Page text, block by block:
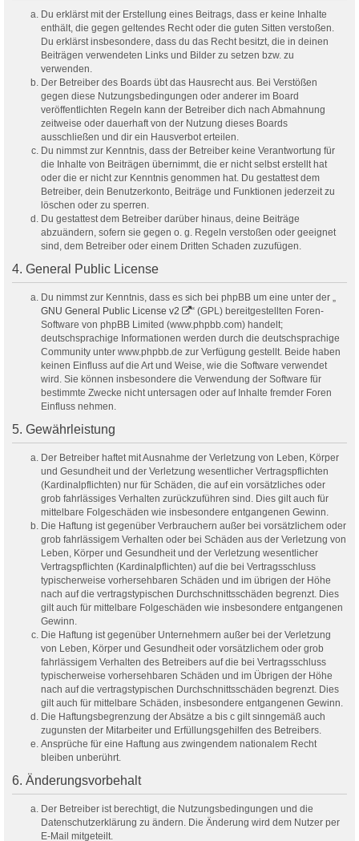
Du erklärst mit der Erstellung eines Beitrags, dass er keine Inhalte
enthält, die gegen geltendes Recht oder die guten Sitten verstoßen.
Du erklärst insbesondere, dass du das Recht besitzt, die in deinen
Beiträgen verwendeten Links und Bilder zu setzen bzw. zu
verwenden.
Der Betreiber des Boards übt das Hausrecht aus. Bei Verstößen
gegen diese Nutzungsbedingungen oder anderer im Board
veröffentlichten Regeln kann der Betreiber dich nach Abmahnung
zeitweise oder dauerhaft von der Nutzung dieses Boards
ausschließen und dir ein Hausverbot erteilen.
Du nimmst zur Kenntnis, dass der Betreiber keine Verantwortung für
die Inhalte von Beiträgen übernimmt, die er nicht selbst erstellt hat
oder die er nicht zur Kenntnis genommen hat. Du gestattest dem
Betreiber, dein Benutzerkonto, Beiträge und Funktionen jederzeit zu
löschen oder zu sperren.
Du gestattest dem Betreiber darüber hinaus, deine Beiträge
abzuändern, sofern sie gegen o. g. Regeln verstoßen oder geeignet
sind, dem Betreiber oder einem Dritten Schaden zuzufügen.
4. General Public License
Du nimmst zur Kenntnis, dass es sich bei phpBB um eine unter der „
GNU General Public License v2
“ (GPL) bereitgestellten Foren-
Software von phpBB Limited (www.phpbb.com) handelt;
deutschsprachige Informationen werden durch die deutschsprachige
Community unter www.phpbb.de zur Verfügung gestellt. Beide haben
keinen Einfluss auf die Art und Weise, wie die Software verwendet
wird. Sie können insbesondere die Verwendung der Software für
bestimmte Zwecke nicht untersagen oder auf Inhalte fremder Foren
Einfluss nehmen.
5. Gewährleistung
Der Betreiber haftet mit Ausnahme der Verletzung von Leben, Körper
und Gesundheit und der Verletzung wesentlicher Vertragspflichten
(Kardinalpflichten) nur für Schäden, die auf ein vorsätzliches oder
grob fahrlässiges Verhalten zurückzuführen sind. Dies gilt auch für
mittelbare Folgeschäden wie insbesondere entgangenen Gewinn.
Die Haftung ist gegenüber Verbrauchern außer bei vorsätzlichem oder
grob fahrlässigem Verhalten oder bei Schäden aus der Verletzung von
Leben, Körper und Gesundheit und der Verletzung wesentlicher
Vertragspflichten (Kardinalpflichten) auf die bei Vertragsschluss
typischerweise vorhersehbaren Schäden und im übrigen der Höhe
nach auf die vertragstypischen Durchschnittsschäden begrenzt. Dies
gilt auch für mittelbare Folgeschäden wie insbesondere entgangenen
Gewinn.
Die Haftung ist gegenüber Unternehmern außer bei der Verletzung
von Leben, Körper und Gesundheit oder vorsätzlichem oder grob
fahrlässigem Verhalten des Betreibers auf die bei Vertragsschluss
typischerweise vorhersehbaren Schäden und im Übrigen der Höhe
nach auf die vertragstypischen Durchschnittsschäden begrenzt. Dies
gilt auch für mittelbare Schäden, insbesondere entgangenen Gewinn.
Die Haftungsbegrenzung der Absätze a bis c gilt sinngemäß auch
zugunsten der Mitarbeiter und Erfüllungsgehilfen des Betreibers.
Ansprüche für eine Haftung aus zwingendem nationalem Recht
bleiben unberührt.
6. Änderungsvorbehalt
Der Betreiber ist berechtigt, die Nutzungsbedingungen und die
Datenschutzerklärung zu ändern. Die Änderung wird dem Nutzer per
E-Mail mitgeteilt.